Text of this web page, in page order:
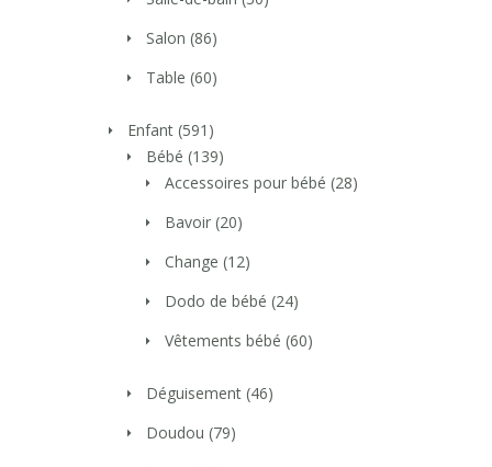
Salon (86)
Table (60)
Enfant (591)
Bébé (139)
Accessoires pour bébé (28)
Bavoir (20)
Change (12)
Dodo de bébé (24)
Vêtements bébé (60)
Déguisement (46)
Doudou (79)